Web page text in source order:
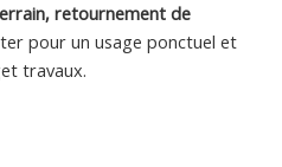
retournement de
pour un usage ponctuel et
travaux.